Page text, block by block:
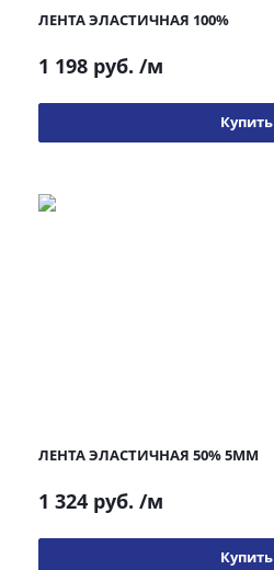
ЛЕНТА ЭЛАСТИЧНАЯ 100%
1 198 руб. /м
Купить
ЛЕНТА ЭЛАСТИЧНАЯ 50% 5ММ
1 324 руб. /м
Купить